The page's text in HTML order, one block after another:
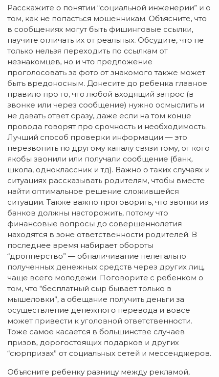
Расскажите о понятии “социальной инженерии” и о
том, как не попасться мошенникам. Объясните, что
в сообщениях могут быть фишинговые ссылки,
научите отличать их от реальных. Обсудите, что не
только нельзя переходить по ссылкам от
незнакомцев, но и что предложение
проголосовать за фото от знакомого также может
быть вредоносным. Донесите до ребенка главное
правило про то, что любой входящий запрос (в
звонке или через сообщение) нужно осмыслить и
не давать ответ сразу, даже если на том конце
провода говорят про срочность и необходимость.
Лучший способ проверки информации — это
перезвонить по другому каналу связи тому, от кого
якобы звонили или получали сообщение (банк,
школа, одноклассник и тд). Важно о таких случаях и
ситуациях рассказывать родителям, чтобы вместе
найти оптимальное решение сложившейся
ситуации. Также важно проговорить, что звонки из
банков должны насторожить, потому что
финансовые вопросы до совершеннолетия
находятся в зоне ответственности родителей. В
последнее время набирает обороты
“дропперство” — обналичивание нелегально
полученных денежных средств через других лиц,
чаще всего молодежи. Поговорите с ребенком о
том, что “бесплатный сыр бывает только в
мышеловки”, а обещание получить деньги за
осуществление денежного перевода и вовсе
может привести к уголовной ответственности.
Тоже самое касается в большинстве случаев
призов, дорогостоящих подарков и других
“сюрпризах” от социальных сетей и мессенджеров.
Объясните ребенку разницу между рекламой,